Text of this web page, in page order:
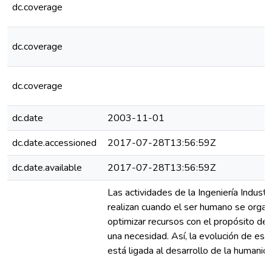
dc.coverage
dc.coverage
dc.coverage
dc.date
2003-11-01
dc.date.accessioned
2017-07-28T13:56:59Z
dc.date.available
2017-07-28T13:56:59Z
Las actividades de la Ingeniería
realizan cuando el ser humano se
optimizar recursos con el propósito de
una necesidad. Así, la evolución de
está ligada al desarrollo de la